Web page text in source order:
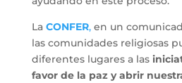
La CONFER,en un
las comunidades religiosas
diferentes lugares a las
favor de la paz y abrir